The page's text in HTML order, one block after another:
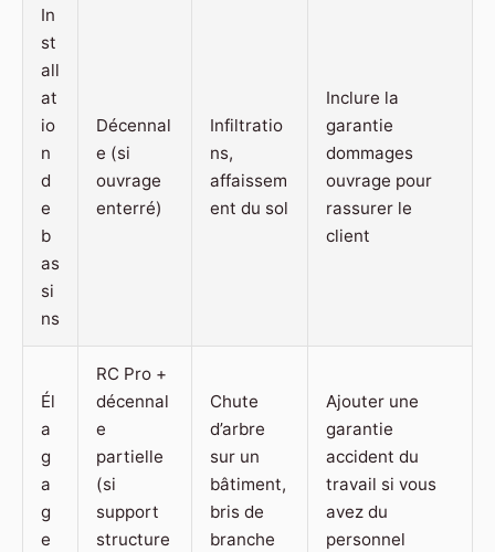
In
st
all
at
io
n
d
e
b
as
si
ns
Décennal
e (si
ouvrage
enterré)
Infiltratio
ns,
affaissem
ent du sol
Inclure la
garantie
dommages
ouvrage pour
rassurer le
client
Él
a
g
a
g
e
RC Pro +
décennal
e
partielle
(si
support
structure
Chute
d’arbre
sur un
bâtiment,
bris de
branche
Ajouter une
garantie
accident du
travail si vous
avez du
personnel